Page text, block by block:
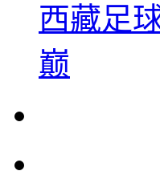
西藏足
巅